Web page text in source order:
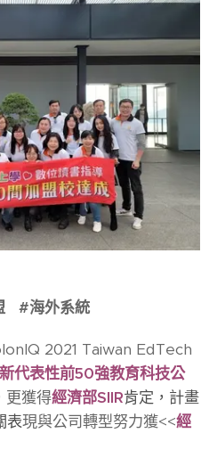
#海外系統
2021 Taiwan EdTech
代表性前50強教育科技公
更獲得經濟部SIIR肯定，計畫
表現與公司轉型努力獲<<經